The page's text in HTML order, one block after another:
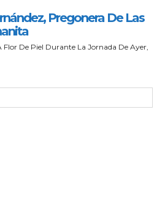
Pregonera De Las
Flor De Piel Durante La Jornada De Ayer,